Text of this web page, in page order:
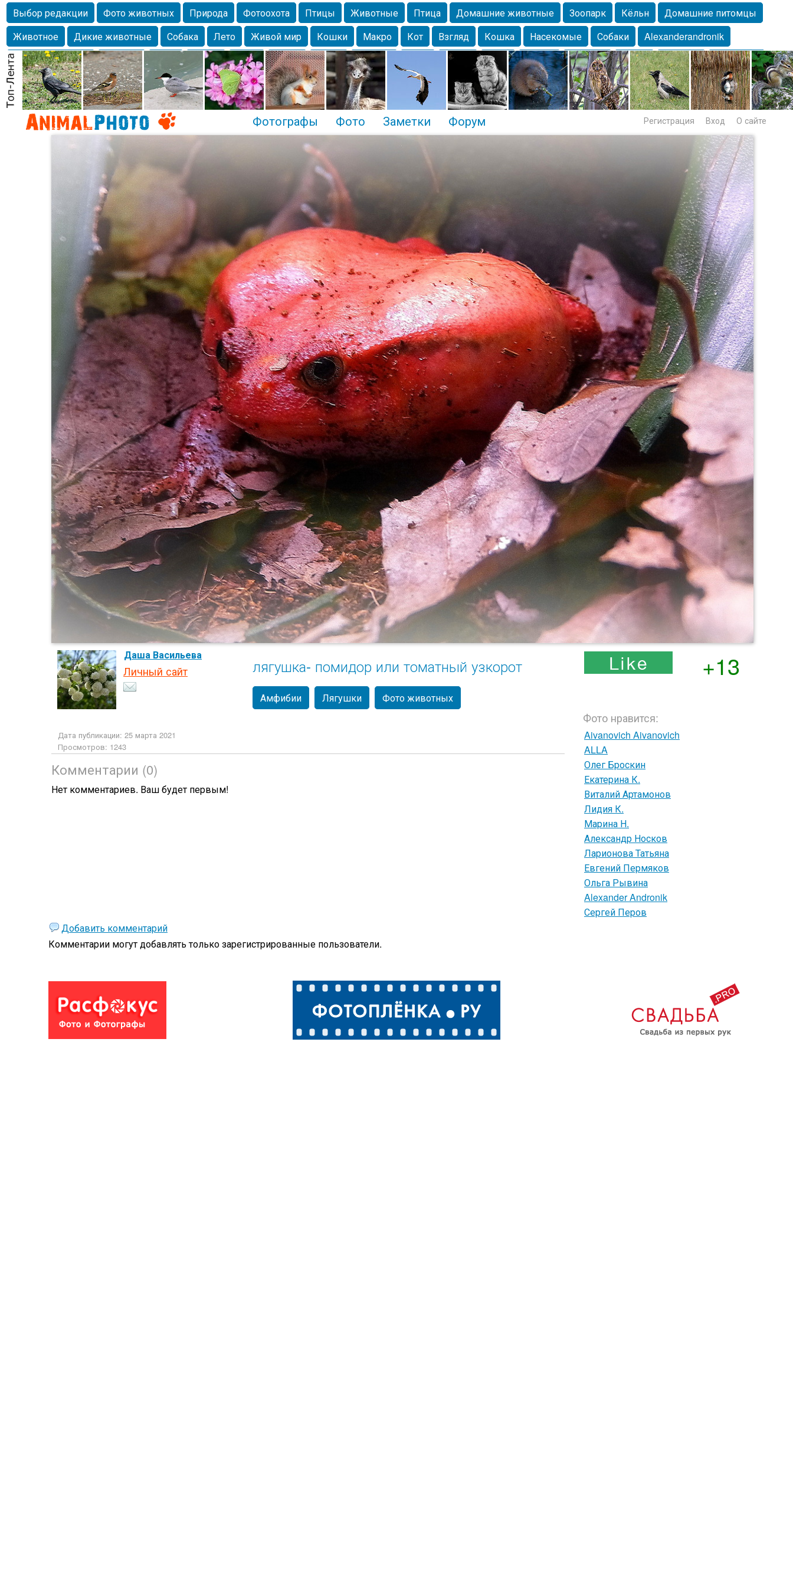
Выбор редакции Фото животных Природа Фотоохота Птицы Животные Птица Домашние животные Зоопарк Кёльн
Домашние питомцы
Животное
Дикие животные Собака Лето Живой мир Кошки Макро Кот Взгляд Кошка Насекомые Собаки
Alexanderandronik
Млекопитающие
Красота Озеро Глаза Крым Весна Москва Белка Зима Морда Собачка Осень Портрет
Домашние
любимцы
Волгоград Лебедь Город Бабочка Чайка Лес Утки Николаев Насекомое Коты Lebert Дикие птицы Утка Самара
Лебеди
Спаниель
Фотографы Фото Заметки Форум Регистрация Вход О сайте
Даша Васильева
Личный сайт лягушка- помидор или томатный узкорот
Амфибии Лягушки Фото животных
Дата публикации: 25 марта 2021
Просмотров: 1243
+13
Фото нравится:
Aivanovich Aivanovich
ALLA
Олег Броскин
Екатерина К.
Виталий Артамонов
Лидия К.
Марина Н.
Александр Носков
Ларионова Татьяна
Евгений Пермяков
Ольга Рывина
Alexander Andronik
Сергей Перов
Комментарии (0)
Нет комментариев. Ваш будет первым!
Добавить комментарий
Комментарии могут добавлять толькозарегистрированные пользователи.